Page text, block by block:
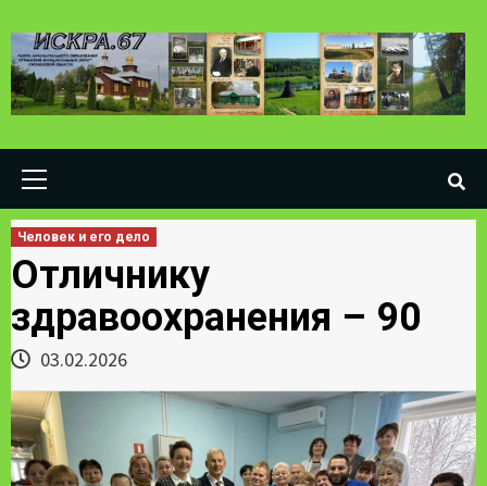
to
content
Человек и его дело
Отличнику
здравоохранения – 90
03.02.2026